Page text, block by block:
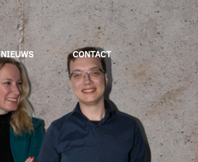
NIEUWS CONTACT